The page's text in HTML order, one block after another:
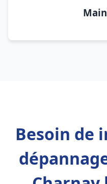
Besoin de